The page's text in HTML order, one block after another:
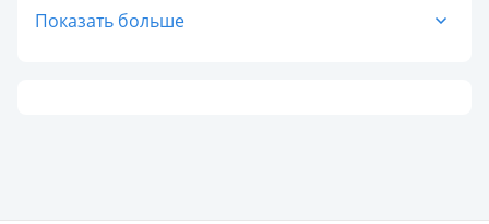
Аренда квартиры в Актобе
Показать больше